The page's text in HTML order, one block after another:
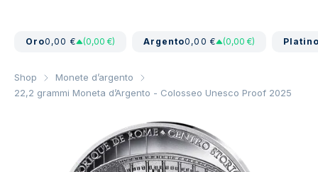
Oro0,00 € (0,00 €) Argento0,00 € (0,00 €)
Shop
Monete d’argento
22,2 grammi Moneta d’Argento - Colosseo Unesco Proof 2025